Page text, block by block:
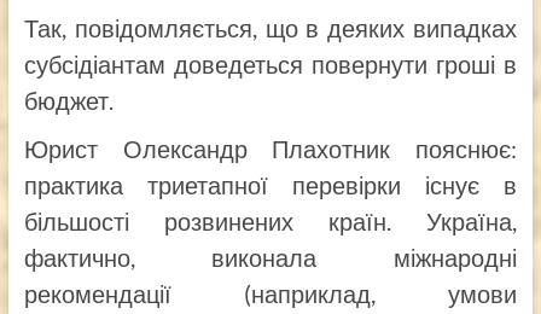
Так, повідомляється, що в деяких випадках
субсідіантам доведеться повернути гроші в
бюджет.
Юрист Олександр Плахотник пояснює:
практика триетапної перевірки існує в
більшості розвинених країн. Україна,
фактично, виконала міжнародні
рекомендації (наприклад, умови